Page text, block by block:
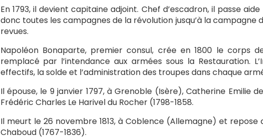
En 1793, il devient capitaine adjoint. Chef d’escadron, il passe
donc toutes les campagnes de la révolution jusqu’à la campagne
revues.
Napoléon Bonaparte, premier consul, crée en 1800 le corps
remplacé par l’intendance aux armées sous la Restauration.
effectifs, la solde et l’administration des troupes dans chaque
Il épouse, le 9 janvier 1797, à Grenoble (Isère), Catherine Emilie
Frédéric Charles Le Harivel du Rocher (1798-1858.
Il meurt le 26 novembre 1813, à Coblence (Allemagne) et repose
Chaboud (1767-1836).